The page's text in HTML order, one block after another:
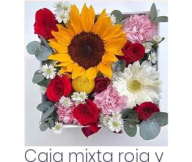
Caja mixta roja y